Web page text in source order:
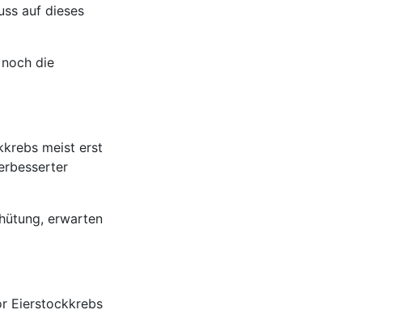
auf dieses
die
meist erst
erwarten
Eierstockkrebs